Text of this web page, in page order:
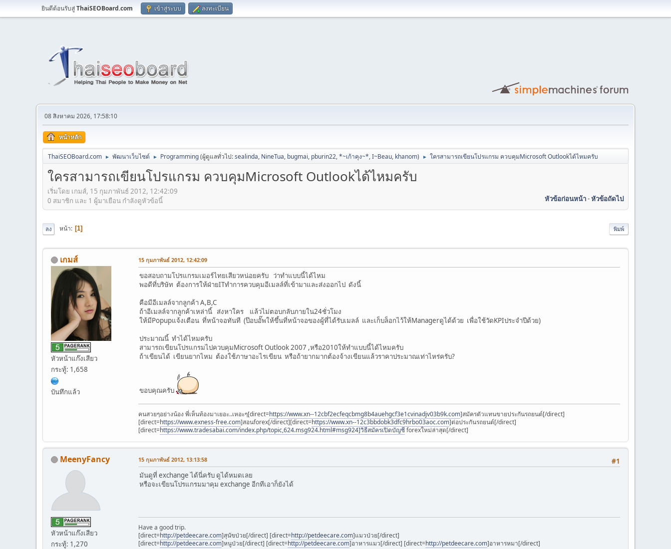
ยินดีต้อนรับสู่ThaiSEOBoard.com เข้าสู่ระบบ ลงทะเบียน
08 สิงหาคม 2026, 17:58:10
หน้าหลัก
ThaiSEOBoard.com ► พัฒนาเว็บไซต์ ► Programming(ผู้ดูแลทั่วไป:sealinda, NineTua, bugmai, pburin22,*~เก้าคุง~*,I~Beau, khanom) ► ใครสามารถเขียนโปรแกรม ควบคุมMicrosoft Outlookได้ไหมครับ
ใครสามารถเขียนโปรแกรม ควบคุมMicrosoft Outlookได้ไหมครับ
เริ่มโดย เกมส์, 15 กุมภาพันธ์ 2012, 12:42:09
หัวข้อก่อนหน้า-หัวข้อถัดไป
0 สมาชิก และ 1 ผู้มาเยือน กำลังดูหัวข้อนี้
พิมพ์
ลง หน้า 1
เกมส์
หัวหน้าแก๊งเสียว
กระทู้: 1,658
บันทึกแล้ว
15 กุมภาพันธ์ 2012, 12:42:09
ขอสอบถามโปรแกรมเมอร์ไทยเสียวหน่อยครับ ว่าทำแบบนี้ได้ไหม
พอดีที่บริษัท ต้องการให้ฝ่ายITทำการควบคุมอีเมลล์ที่เข้ามาและส่งออกไป ดังนี้
คือมีอีเมลล์จากลูกค้า A,B,C
ถ้าอีเมลล์จากลูกค้าเหล่านี้ ส่งหาใคร แล้วไม่ตอบกลับภายใน24ชั่วโมง
ให้มีPopupแจ้งเตือน ที่หน้าจอทันที (ป๊อบอั๊พให้ขึ้นที่หน้าจอของผู้ที่ได้รับเมลล์ และเก็บล็อกไว้ให้Managerดูได้ด้วย เพื่อใช้วัดKPIประจำปีด้วย)
ประมาณนี้ ทำได้ไหมครับ
สามารถเขียนโปรแกรมไปควบคุมMicrosoft Outlook 2007 ,หรือ2010ให้ทำแบบนี้ได้ไหมครับ
ถ้าเขียนได้ เขียนยากไหม ต้องใช้ภาษาอะไรเขียน หรือถ้ายากมากต้องจ้างเขียนแล้วราคาประมาณเท่าไหร่ครับ?
ขอบคุณครับ
คนสวยๆอย่างน้อง พี่เห็นท้องมาเยอะ..เหอะๆ[direct=https://www.xn--12cbf2ecfeqcbmg8b4auehgcf3e1cvinadjv03b9k.com]สมัครตัวแทนขายประกันรถยนต์[/direct]
[direct=https://www.exness-free.com]สอนforex[/direct][direct=https://www.xn--12c3bbdobk3dfc9hrbo03aoc.com]ต่อประกันรถยนต์[/direct]
[direct=https://www.tradesabai.com/index.php/topic,624.msg924.html#msg924]วิธีสมัครเปิดบัญชีforexใหม่ล่าสุด[/direct]
MeenyFancy
หัวหน้าแก๊งเสียว
กระทู้: 1,270
#1
15 กุมภาพันธ์ 2012, 13:13:58
มันดูที่ exchange ได้นี่ครับ ดูได้หมดเลย
หรือจะเขียนโปรแกรมมาคุม exchange อีกทีเอาก็ยังได้
Have a good trip.
[direct=http://petdeecare.com]สุนัขป่วย[/direct] [direct=http://petdeecare.com]แมวป่วย[/direct]
[direct=http://petdeecare.com]หนูป่วย[/direct] [direct=http://petdeecare.com]อาหารแมว[/direct] [direct=http://petdeecare.com]อาหารหมา[/direct]